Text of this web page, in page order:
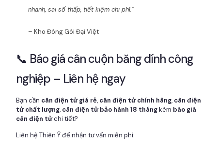
nhanh, sai số thấp, tiết kiệm chi phí.”
– Kho Đóng Gói Đại Việt
📞 Báo giá cân cuộn băng dính công
nghiệp – Liên hệ ngay
Bạn cần cân điện tử giá rẻ, cân điện tử chính hãng, cân điện
tử chất lượng, cân điện tử bảo hành 18 thángkèm báo giá
cân điện tửchi tiết?
Liên hệ Thiên Ý để nhận tư vấn miễn phí: